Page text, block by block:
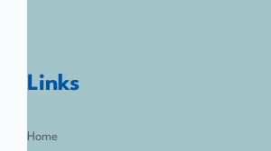
Links
Home